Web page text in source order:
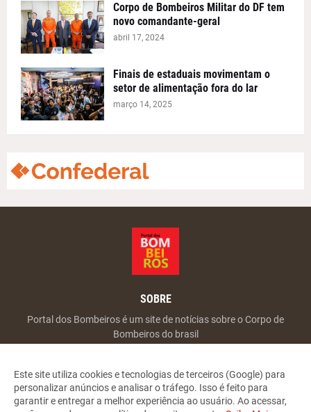
Corpo de Bombeiros Militar do DF tem
novo comandante-geral
abril 17, 2024
Finais de estaduais movimentam o
setor de alimentação fora do lar
março 14, 2025
SOBRE
Portal dos Bombeiros é um site de notícias sobre o Corpo de
Bombeiros do brasil
Este site utiliza cookies e tecnologias de terceiros (Google) para
personalizar anúncios e analisar o tráfego. Isso é feito para
garantir e entregar a melhor experiência ao usuário. Ao acessar,